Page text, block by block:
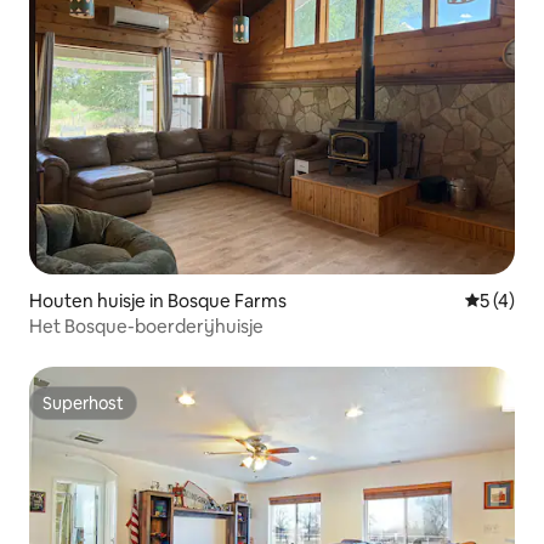
Houten huisje in Bosque Farms
5 (4)
Het Bosque-boerderijhuisje
Superhost
Superhost